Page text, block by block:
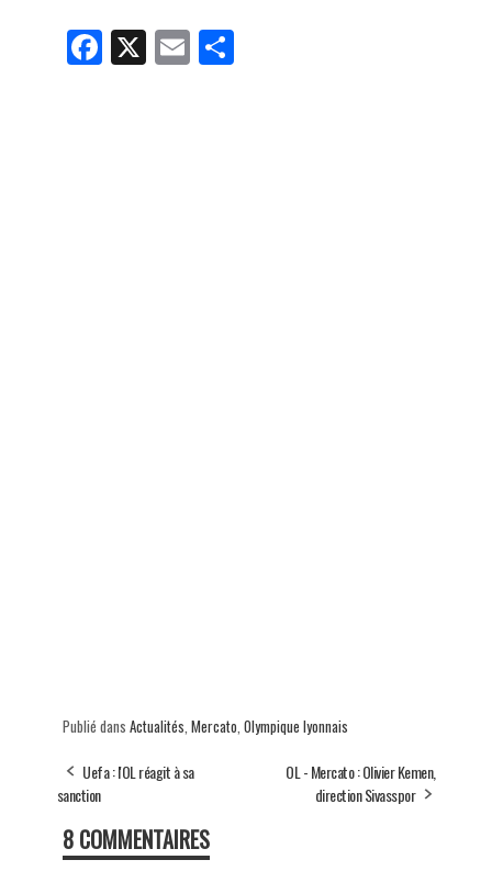
Fa
ce
X E
m
Pa
rt
Publié dans Actualités Mercato Olympique lyonnais
Uefa : l'OL réagit à sa
sanction
OL - Mercato : Olivier Kemen,
direction Sivasspor
8 COMMENTAIRES